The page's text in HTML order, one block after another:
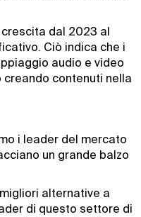
dal 2023 al
Ciò indica che i
audio e video
contenuti nella
i leader del mercato
un grande balzo
alternative a
di questo settore di